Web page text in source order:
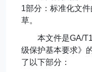
1部分：标准化文
草。
本文件是GA/
级保护基本要求》
了以下部分：